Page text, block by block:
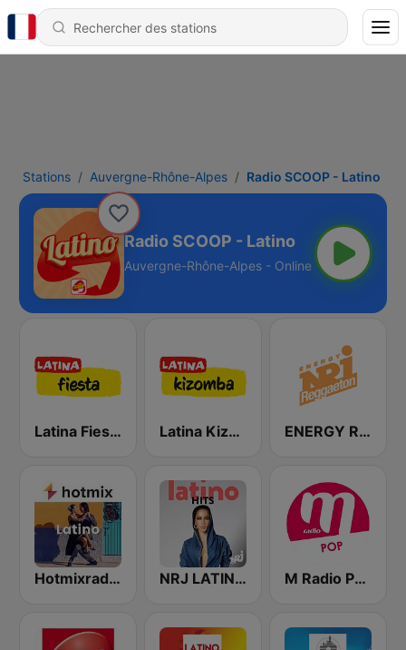
Stations Auvergne-Rhône-Alpes Radio SCOOP - Latino
Radio SCOOP - Latino
Auvergne-Rhône-Alpes - Online
Latina Fiesta Latina Kizomba ENERGY Reggaeton
Hotmixradio Latino NRJ LATINO HITS M Radio Pop